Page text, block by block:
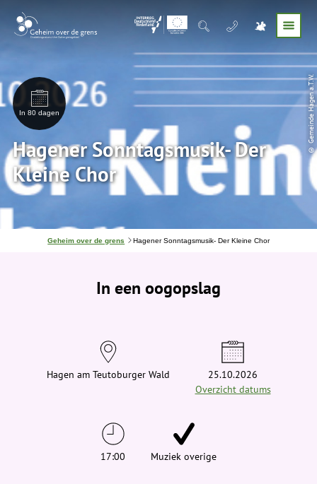
© Gemeinde Hagen a.T.W.
In 80 dagen
Hagener Sonntagsmusik- Der
Kleine Chor
J
e
Geheim over de grens Hagener Sonntagsmusik- Der Kleine Chor
In een oogopslag
Hagen am Teutoburger Wald
25.10.2026
Overzicht datums
17:00 Muziek overige